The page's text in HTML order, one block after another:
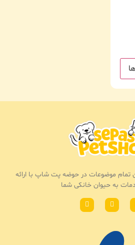
موضوعات در حوضه پت شاپ با ارائه
به حیوان خانکی شما